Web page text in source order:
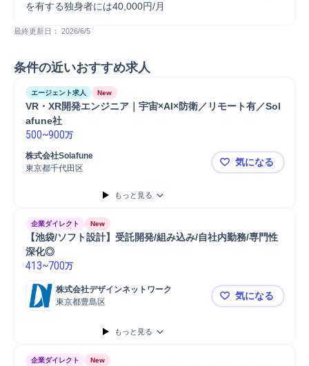
を有する独身者には40,000円/月
最終更新日： 2026/6/5
条件の近いおすすめ求人
エージェント求人 New
VR・XR開発エンジニア｜宇宙×AI×防衛／リモート有／Sol
afune社
500~900万
株式会社Solafune
東京都千代田区
VR・XR開
気になる
もっと見る
企業ダイレクト New
【池袋/ソフト設計】受託開発/組み込み/自社内勤務/専門性
深化◎
413~700万
株式会社デザインネットワーク
東京都豊島区
【池袋/ソ
気になる
もっと見る
企業ダイレクト New